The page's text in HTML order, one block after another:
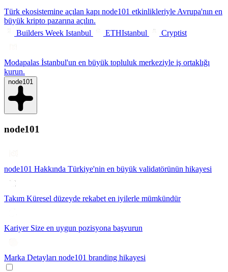
Türk ekosistemine açılan kapı node101 etkinlikleriyle Avrupa'nın en
büyük kripto pazarına açılın.
Builders Week Istanbul
ETHIstanbul Cryptist
Modapalas İstanbul'un en büyük topluluk merkeziyle iş ortaklığı
kurun.
node101
node101
node101 Hakkında Türkiye'nin en büyük validatörünün hikayesi
Takım Küresel düzeyde rekabet en iyilerle mümkündür
Kariyer Size en uygun pozisyona başvurun
Marka Detayları node101 branding hikayesi